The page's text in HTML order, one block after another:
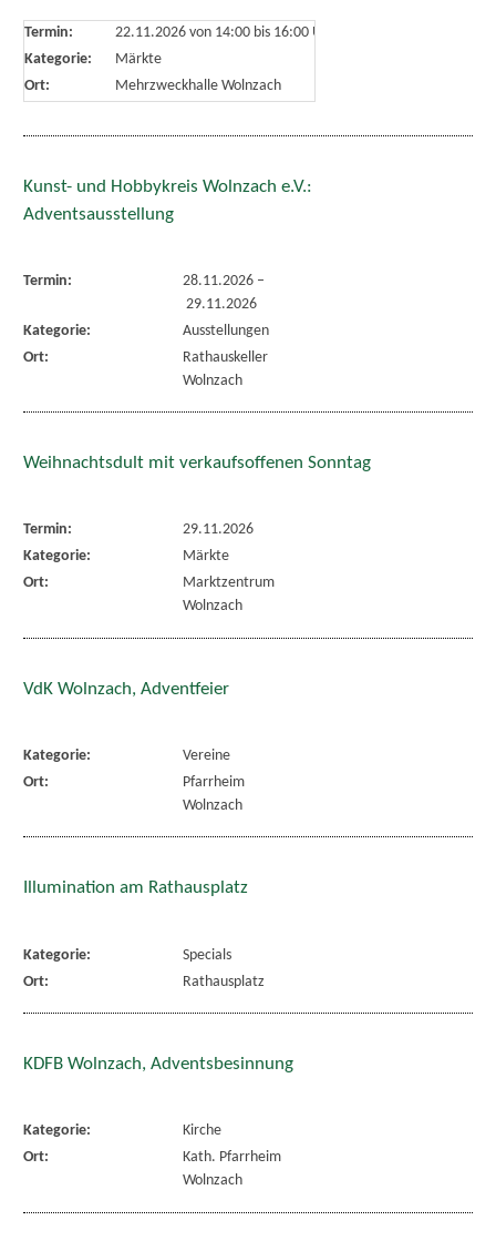
Termin: 22.11.2026 von 14:00bis 16:00 Uhr
Kategorie:
Märkte
Ort:
Mehrzweckhalle Wolnzach
Kunst- und Hobbykreis Wolnzach e.V.:
Adventsausstellung
Termin: 28.11.2026–
29.11.2026
Kategorie:
Ausstellungen
Ort:
Rathauskeller
Wolnzach
Weihnachtsdult mit verkaufsoffenen Sonntag
Termin:
29.11.2026
Kategorie:
Märkte
Ort:
Marktzentrum
Wolnzach
VdK Wolnzach, Adventfeier
Kategorie:
Vereine
Ort:
Pfarrheim
Wolnzach
Illumination am Rathausplatz
Kategorie:
Specials
Ort:
Rathausplatz
KDFB Wolnzach, Adventsbesinnung
Kategorie:
Kirche
Ort:
Kath. Pfarrheim
Wolnzach